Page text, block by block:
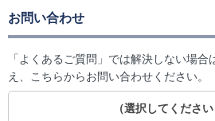
お問い合わせ
「よくあるご質問」では解決しない場合
え、こちらからお問い合わせください。
（選択してください